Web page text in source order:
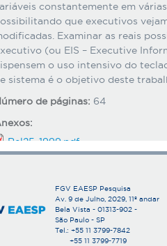
constantemente em
que executivos
Examinar as reais
(ou EIS – Executive
o uso intensivo do
sistema é o objetivo deste
de páginas: 64
Rel25-1999.pdf
FGV EAESP Pesquisa
Av. 9 de Julho, 2029, 11º andar
Bela Vista - 01313-902 -
São Paulo - SP
Tel.: +55 11 3799-7842
+55 11 3799-7719